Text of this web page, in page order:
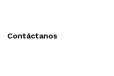
Contáctanos